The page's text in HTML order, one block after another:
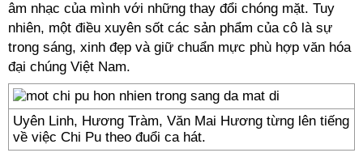
âm nhạc của mình với những thay đổi chóng mặt. Tuy
nhiên, một điều xuyên sốt các sản phẩm của cô là sự
trong sáng, xinh đẹp và giữ chuẩn mực phù hợp văn hóa
đại chúng Việt Nam.
Uyên Linh, Hương Tràm, Văn Mai Hương từng lên tiếng
về việc Chi Pu theo đuổi ca hát.